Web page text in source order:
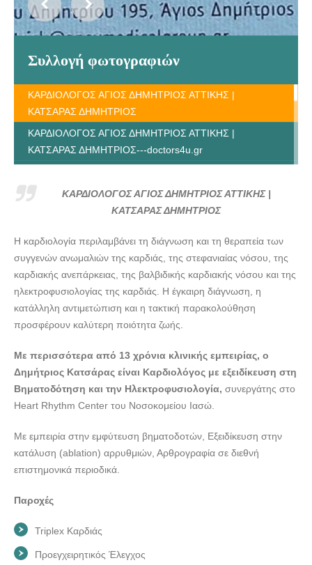
Συλλογή φωτογραφιών
ΚΑΡΔΙΟΛΟΓΟΣ ΑΓΙΟΣ ΔΗΜΗΤΡΙΟΣ ΑΤΤΙΚΗΣ |
ΚΑΤΣΑΡΑΣ ΔΗΜΗΤΡΙΟΣ
ΚΑΡΔΙΟΛΟΓΟΣ ΑΓΙΟΣ ΔΗΜΗΤΡΙΟΣ ΑΤΤΙΚΗΣ |
ΚΑΤΣΑΡΑΣ ΔΗΜΗΤΡΙΟΣ---doctors4u.gr
ΚΑΤΣΑΡΑΣ ΔΗΜΗΤΡΙΟΣ---doctors4u.gr
ΚΑΡΔΙΟΛΟΓΟΣ ΑΓΙΟΣ ΔΗΜΗΤΡΙΟΣ ΑΤΤΙΚΗΣ |
ΚΑΡΔΙΟΛΟΓΟΣ ΑΓΙΟΣ ΔΗΜΗΤΡΙΟΣ ΑΤΤΙΚΗΣ |
ΚΑΤΣΑΡΑΣ ΔΗΜΗΤΡΙΟΣ---doctors4u.gr
ΚΑΡΔΙΟΛΟΓΟΣ ΑΓΙΟΣ ΔΗΜΗΤΡΙΟΣ ΑΤΤΙΚΗΣ |
ΚΑΤΣΑΡΑΣ ΔΗΜΗΤΡΙΟΣ---doctors4u.gr
ΚΑΡΔΙΟΛΟΓΟΣ ΑΓΙΟΣ ΔΗΜΗΤΡΙΟΣ ΑΤΤΙΚΗΣ |
ΚΑΡΔΙΟΛΟΓΟΣ ΑΓΙΟΣ ΔΗΜΗΤΡΙΟΣ ΑΤΤΙΚΗΣ |
ΚΑΤΣΑΡΑΣ ΔΗΜΗΤΡΙΟΣ---doctors4u.gr
ΚΑΡΔΙΟΛΟΓΟΣ ΑΓΙΟΣ ΔΗΜΗΤΡΙΟΣ ΑΤΤΙΚΗΣ |
ΚΑΡΔΙΟΛΟΓΟΣ ΑΓΙΟΣ ΔΗΜΗΤΡΙΟΣ ΑΤΤΙΚΗΣ |
ΚΑΤΣΑΡΑΣ ΔΗΜΗΤΡΙΟΣ---doctors4u.gr
ΚΑΡΔΙΟΛΟΓΟΣ ΑΓΙΟΣ ΔΗΜΗΤΡΙΟΣ ΑΤΤΙΚΗΣ |
ΚΑΤΣΑΡΑΣ ΔΗΜΗΤΡΙΟΣ
Η καρδιολογία περιλαμβάνει τη διάγνωση και τη θεραπεία των
συγγενών ανωμαλιών της καρδιάς, της στεφανιαίας νόσου, της
καρδιακής ανεπάρκειας, της βαλβιδικής καρδιακής νόσου και της
ηλεκτροφυσιολογίας της καρδιάς. Η έγκαιρη διάγνωση, η
κατάλληλη αντιμετώπιση και η τακτική παρακολούθηση
προσφέρουν καλύτερη ποιότητα ζωής.
Με περισσότερα από 13 χρόνια κλινικής εμπειρίας, ο
Δημήτριος Κατσάρας είναι Καρδιολόγος με εξειδίκευση στη
Βηματοδότηση και την Ηλεκτροφυσιολογία, συνεργάτης στο
Heart Rhythm Center του Νοσοκομείου Ιασώ.
Με εμπειρία στην εμφύτευση βηματοδοτών, Εξειδίκευση στην
κατάλυση (ablation) αρρυθμιών, Αρθρογραφία σε διεθνή
επιστημονικά περιοδικά.
Παροχές
Triplex Καρδιάς
Προεγχειρητικός Έλεγχος